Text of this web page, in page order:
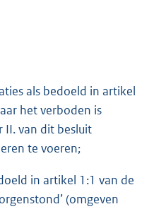
als bedoeld in artikel
het verboden is
II. van dit besluit
te voeren;
in artikel 1:1 van de
(omgeven